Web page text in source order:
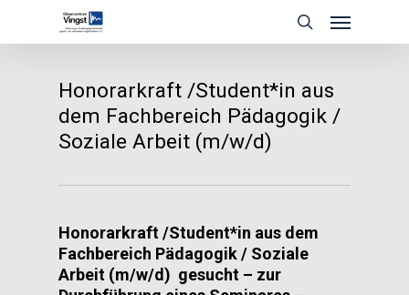
search
Honorarkraft /Student*in aus
dem Fachbereich Pädagogik /
Soziale Arbeit (m/w/d)
Honorarkraft /Student*in aus dem
Fachbereich Pädagogik / Soziale
Arbeit (m/w/d) gesucht – zur